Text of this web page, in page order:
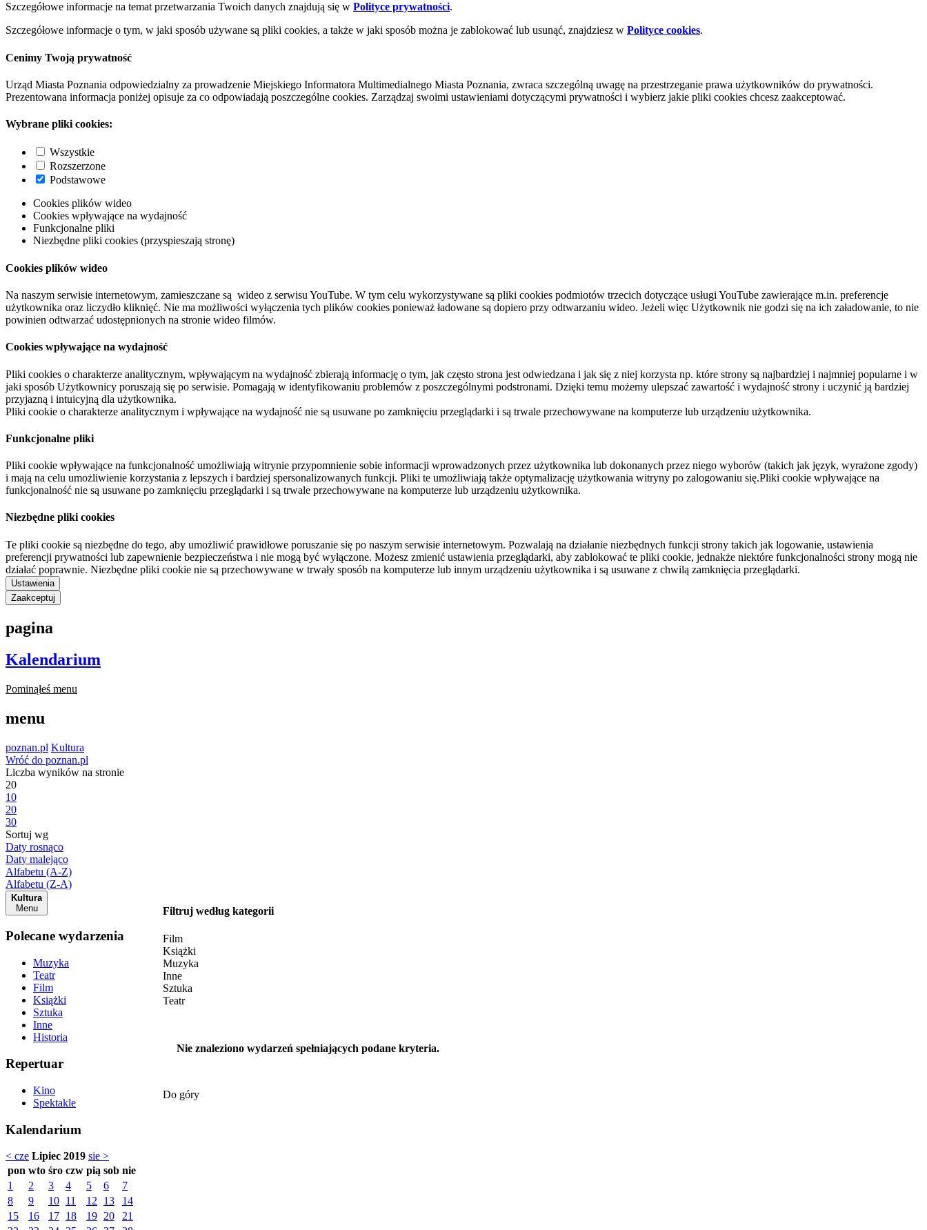
Szczegółowe informacje na temat przetwarzania Twoich danych znajdują się w Polityce prywatności.
Szczegółowe informacje o tym, w jaki sposób używane są pliki cookies, a także w jaki sposób można je zablokować lub usunąć, znajdziesz w Polityce cookies.
Cenimy Twoją prywatność
Urząd Miasta Poznania odpowiedzialny za prowadzenie Miejskiego Informatora Multimedialnego Miasta Poznania, zwraca szczególną uwagę na przestrzeganie prawa użytkowników do prywatności.
Prezentowana informacja poniżej opisuje za co odpowiadają poszczególne cookies. Zarządzaj swoimi ustawieniami dotyczącymi prywatności i wybierz jakie pliki cookies chcesz zaakceptować.
Wybrane pliki cookies:
Wszystkie
Rozszerzone
Podstawowe
Cookies plików wideo
Cookies wpływające na wydajność
Funkcjonalne pliki
Niezbędne pliki cookies (przyspieszają stronę)
Cookies plików wideo
Na naszym serwisie internetowym, zamieszczane są wideo z serwisu YouTube. W tym celu wykorzystywane są pliki cookies podmiotów trzecich dotyczące usługi YouTube zawierające m.in. preferencje
użytkownika oraz liczydło kliknięć. Nie ma możliwości wyłączenia tych plików cookies ponieważ ładowane są dopiero przy odtwarzaniu wideo. Jeżeli więc Użytkownik nie godzi się na ich załadowanie, to nie
powinien odtwarzać udostępnionych na stronie wideo filmów.
Cookies wpływające na wydajność
Pliki cookies o charakterze analitycznym, wpływającym na wydajność zbierają informację o tym, jak często strona jest odwiedzana i jak się z niej korzysta np. które strony są najbardziej i najmniej popularne i w
jaki sposób Użytkownicy poruszają się po serwisie. Pomagają w identyfikowaniu problemów z poszczególnymi podstronami. Dzięki temu możemy ulepszać zawartość i wydajność strony i uczynić ją bardziej
przyjazną i intuicyjną dla użytkownika.
Pliki cookie o charakterze analitycznym i wpływające na wydajność nie są usuwane po zamknięciu przeglądarki i są trwale przechowywane na komputerze lub urządzeniu użytkownika.
Funkcjonalne pliki
Pliki cookie wpływające na funkcjonalność umożliwiają witrynie przypomnienie sobie informacji wprowadzonych przez użytkownika lub dokonanych przez niego wyborów (takich jak język, wyrażone zgody)
i mają na celu umożliwienie korzystania z lepszych i bardziej spersonalizowanych funkcji. Pliki te umożliwiają także optymalizację użytkowania witryny po zalogowaniu się.Pliki cookie wpływające na
funkcjonalność nie są usuwane po zamknięciu przeglądarki i są trwale przechowywane na komputerze lub urządzeniu użytkownika.
Niezbędne pliki cookies
Te pliki cookie są niezbędne do tego, aby umożliwić prawidłowe poruszanie się po naszym serwisie internetowym. Pozwalają na działanie niezbędnych funkcji strony takich jak logowanie, ustawienia
preferencji prywatności lub zapewnienie bezpieczeństwa i nie mogą być wyłączone. Możesz zmienić ustawienia przeglądarki, aby zablokować te pliki cookie, jednakże niektóre funkcjonalności strony mogą nie
działać poprawnie. Niezbędne pliki cookie nie są przechowywane w trwały sposób na komputerze lub innym urządzeniu użytkownika i są usuwane z chwilą zamknięcia przeglądarki.
Ustawienia
Zaakceptuj
pagina
Kalendarium
Pominąłeś menu
menu
poznan.pl Kultura
Wróć do poznan.pl
Liczba wyników na stronie
20
10
20
30
Sortuj wg
Daty rosnąco
Daty malejąco
Alfabetu (A-Z)
Alfabetu (Z-A)
Kultura
Menu
Polecane wydarzenia
Muzyka
Teatr
Film
Książki
Sztuka
Inne
Historia
Repertuar
Kino
Spektakle
Kalendarium
< cze Lipiec 2019 sie >
pon wto śro czw pią sob nie
1
2 3 4 5 6
7
8
9 10 11 12 13
14
15
16 17 18 19 20
21
Filtruj według kategorii
Film
Książki
Muzyka
Inne
Sztuka
Teatr
Nie znaleziono wydarzeń spełniających podane kryteria.
Do góry